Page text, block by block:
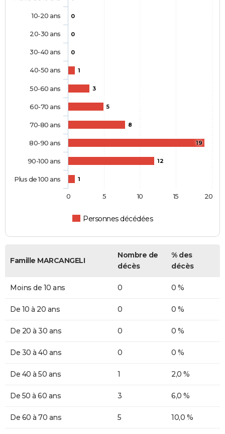
0
0
0
1
3
5
8
19
12
1
Personnes décédées
10-20 ans
20-30 ans
30-40 ans
40-50 ans
50-60 ans
60-70 ans
70-80 ans
80-90 ans
90-100 ans
Plus de 100 ans
0 5 10 15 20
Famille MARCANGELI
Nombre de
décès
% des
décès
Moins de 10 ans 0 0 %
De 10 à 20 ans 0 0 %
De 20 à 30 ans 0 0 %
De 30 à 40 ans 0 0 %
De 40 à 50 ans 1 2,0 %
De 50 à 60 ans 3 6,0 %
De 60 à 70 ans 5 10,0 %